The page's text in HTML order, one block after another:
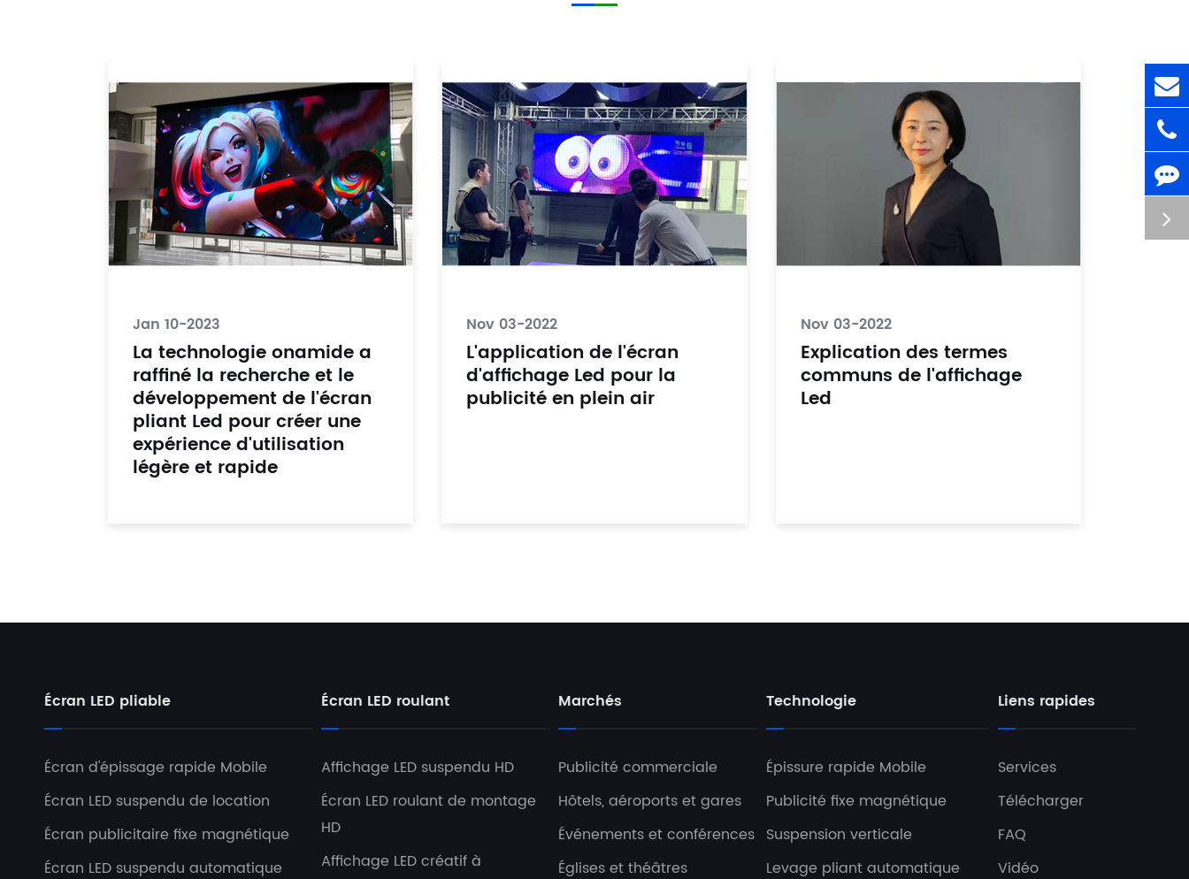
Jan 10-2023
La technologie onamide a
raffiné la recherche et le
développement de l'écran
pliant Led pour créer une
expérience d'utilisation
légère et rapide
Nov 03-2022
L'application de l'écran
d'affichage Led pour la
publicité en plein air
Nov 03-2022
Explication des termes
communs de l'affichage
Led
Écran LED pliable
Écran d'épissage rapide Mobile
Écran LED suspendu de location
Écran publicitaire fixe magnétique
Écran LED suspendu automatique
Écran LED roulant
Affichage LED suspendu HD
Écran LED roulant de montage
HD
Affichage LED créatif à
Marchés
Publicité commerciale
Hôtels, aéroports et gares
Événements et conférences
Églises et théâtres
Technologie
Épissure rapide Mobile
Publicité fixe magnétique
Suspension verticale
Levage pliant automatique
Liens rapides
Services
Télécharger
FAQ
Vidéo